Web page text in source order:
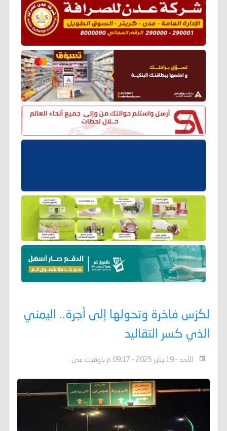
لكزس فاخرة وتحولها إلى أجرة.. اليمني
الذي كسر التقاليد
الأحد - 19 يناير 2025 - 09:17 م بتوقيت عدن